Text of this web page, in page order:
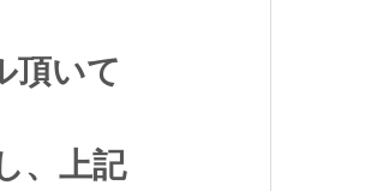
頂いて
、上記